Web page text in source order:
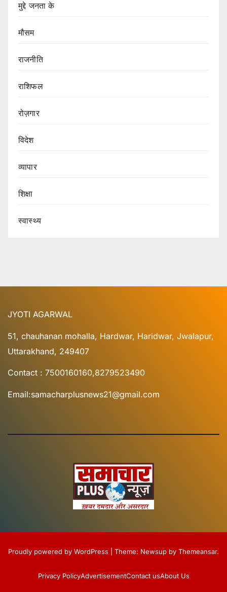
मुद्दे जनता के
मौसम
राजनीति
राशिफल
रोज़गार
विदेश
व्यापार
शिक्षा
स्वास्थ्य
JYOTI AGARWAL
51, chauhanan mohalla, Hardwar, Haridwar, Jwalapur,
Uttarakhand, 249407
Contact : 7500160160,8279523490
Email:samacharplusnews21@gmail.com
Proudly powered by WordPress Theme: Newsup by Themeansar.
Privacy PolicyAdvertisementContact usAbout Us